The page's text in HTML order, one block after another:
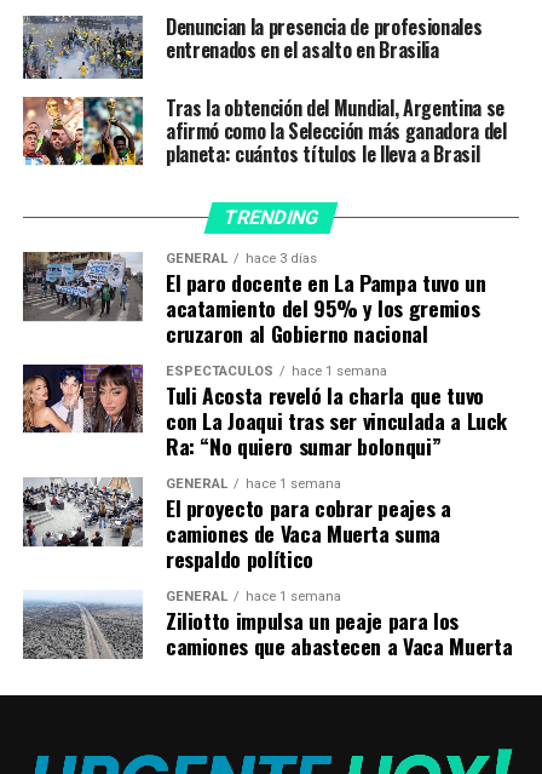
primer día contra la decisión del Gobierno de Luis Arce
de postergar para 2024 el censo poblacional.
El Ministerio de Gobierno confirmó que una persona
falleció en enfrentamientos entre quienes apoyan la
medida y quienes quieren desbloquear las calles en la
localidad de Puerto Quijarro, en la frontera con Brasil.
Esa localidad, de unos 20.000 habitantes,
desde la madrugada fuertes choques entre civiles
opositores y oficialistascon piedras, palos y petardos,
según imágenes difundidas en redes sociales.
En los enfrentamientos en el Puente Amistad, que
conecta Bolivia con Brasil, resultó asesinado Julio
, residente de la zona, quien habría sido
agredido con golpes de palos en la cabeza, según el
diario boliviano Página Siete.
Santa Cruz, bastión de la
oposición, acordó hace dos
semanas un paro indefinido
para exigirle al Gobierno
Denuncian la presencia de profesionales
entrenados en el asalto en Brasilia
Tras la obtención del Mundial, Argentina se
afirmó como la Selección más ganadora del
planeta: cuántos títulos le lleva a Brasil
TRENDING
GENERAL hace 3 días
El paro docente en La Pampa tuvo un
acatamiento del 95% y los gremios
cruzaron al Gobierno nacional
ESPECTÁCULOS hace 1 semana
Tuli Acosta reveló la charla que tuvo
con La Joaqui tras ser vinculada a Luck
Ra: “No quiero sumar bolonqui”
GENERAL hace 1 semana
El proyecto para cobrar peajes a
camiones de Vaca Muerta suma
respaldo político
GENERAL hace 1 semana
Ziliotto impulsa un peaje para los
camiones que abastecen a Vaca Muerta